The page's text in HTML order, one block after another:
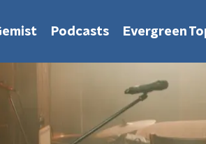
Podcasts Evergreen